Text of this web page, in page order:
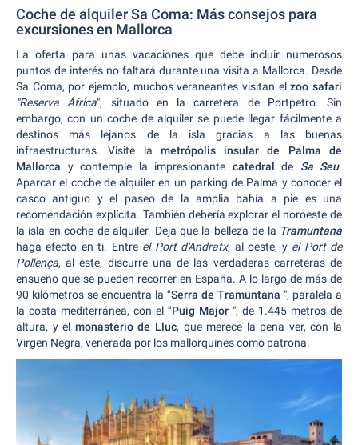
Coche de alquiler Sa Coma: Más consejos para
excursiones en Mallorca
La oferta para unas vacaciones que debe incluir numerosos
puntos de interés no faltará durante una visita a Mallorca. Desde
Sa Coma, por ejemplo, muchos veraneantes visitan elzoo safari
"Reserva África", situado en la carretera de Portpetro. Sin
embargo, con un coche de alquiler se puede llegar fácilmente a
destinos más lejanos de la isla gracias a las buenas
infraestructuras. Visite la metrópolis insular de Palma de
Mallorca y contemple la impresionante catedral de Sa Seu.
Aparcar el coche de alquiler en un parking de Palma y conocer el
casco antiguo y el paseo de la amplia bahía a pie es una
recomendación explícita. También debería explorar el noroeste de
la isla en coche de alquiler. Deja que la belleza de la Tramuntana
haga efecto en ti. Entre el Port d'Andratx, al oeste, y el Port de
Pollença, al este, discurre una de las verdaderas carreteras de
ensueño que se pueden recorrer en España. A lo largo de más de
90 kilómetros se encuentra la "Serra de Tramuntana ", paralela a
la costa mediterránea, con el "Puig Major ", de 1.445 metros de
altura, y el monasterio de Lluc, que merece la pena ver, con la
Virgen Negra, venerada por los mallorquines como patrona.